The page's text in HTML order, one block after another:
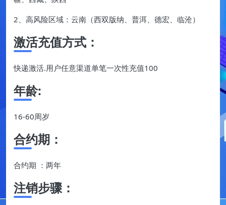
2、高风险区域：云南（西双版纳、普洱、德宏、临沧）
激活充值方式：
快递激活.用户任意渠道单笔一次性充值100
年龄:
16-60周岁
合约期：
合约期 ：两年
注销步骤：